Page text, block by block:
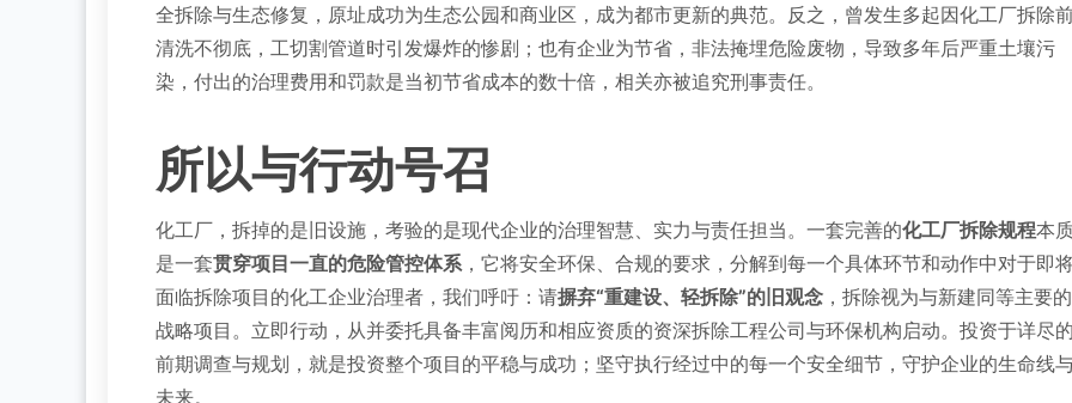
全拆除与生态修复，原址成功为生态公园和商业区，成为都市更新的典范。反之，曾发生多起因化工厂拆除
清洗不彻底，工切割管道时引发爆炸的惨剧；也有企业为节省，非法掩埋危险废物，导致多年后严重土壤污
染，付出的治理费用和罚款是当初节省成本的数十倍，相关亦被追究刑事责任。
所以与行动号召
化工厂，拆掉的是旧设施，考验的是现代企业的治理智慧、实力与责任担当。一套完善的化工厂拆除规程本
是一套贯穿项目一直的危险管控体系，它将安全环保、合规的要求，分解到每一个具体环节和动作中对于即
面临拆除项目的化工企业治理者，我们呼吁：请摒弃“重建设、轻拆除”的旧观念，拆除视为与新建同等主要的
战略项目。立即行动，从并委托具备丰富阅历和相应资质的资深拆除工程公司与环保机构启动。投资于详尽的
前期调查与规划，就是投资整个项目的平稳与成功；坚守执行经过中的每一个安全细节，守护企业的生命线
未来。